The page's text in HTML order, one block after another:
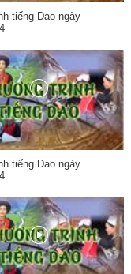
tiếng Dao ngày
tiếng Dao ngày